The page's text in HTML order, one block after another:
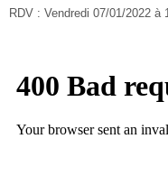
RDV : Vendredi 07/01/2022